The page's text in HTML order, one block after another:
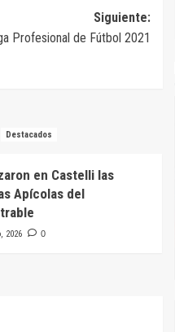
Siguiente:
Profesional de Fútbol 2021
Destacados
en Castelli las
Apícolas del
2026 0